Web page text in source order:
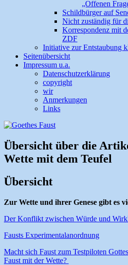
„Offenen
Schildbürger auf
Nicht zuständig für
Korrespondenz mit
ZDF
Initiative zur Entstaubung
Seitenübersicht
Impressum u.a.
Datenschutzerklärung
copyright
wir
Anmerkungen
Links
Übersicht über die
Wette mit dem Teufel
Übersicht
Zur Wette und ihrer Genese gibt es
Der Konflikt zwischen Würde und
Fausts Experimentalanordnung
Macht sich Faust zum Testpiloten
Faust mit der Wette?